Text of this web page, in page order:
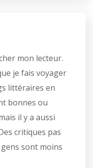
mon lecteur.
je fais voyager
littéraires en
bonnes ou
il y a aussi
critiques pas
sont moins